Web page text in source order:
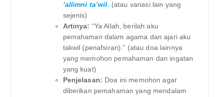
‘allimni ta’wil. (atau variasi lain yang
sejenis)
Artinya: “Ya Allah, berilah aku
pemahaman dalam agama dan ajari aku
takwil (penafsiran).” (atau doa lainnya
yang memohon pemahaman dan ingatan
yang kuat)
Penjelasan: Doa ini memohon agar
diberikan pemahaman yang mendalam